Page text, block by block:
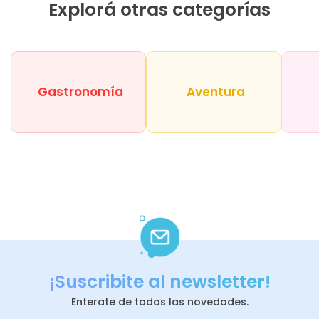
Explorá otras categorías
Gastronomía Aventura
¡Suscribite al newsletter!
Enterate de todas las novedades.